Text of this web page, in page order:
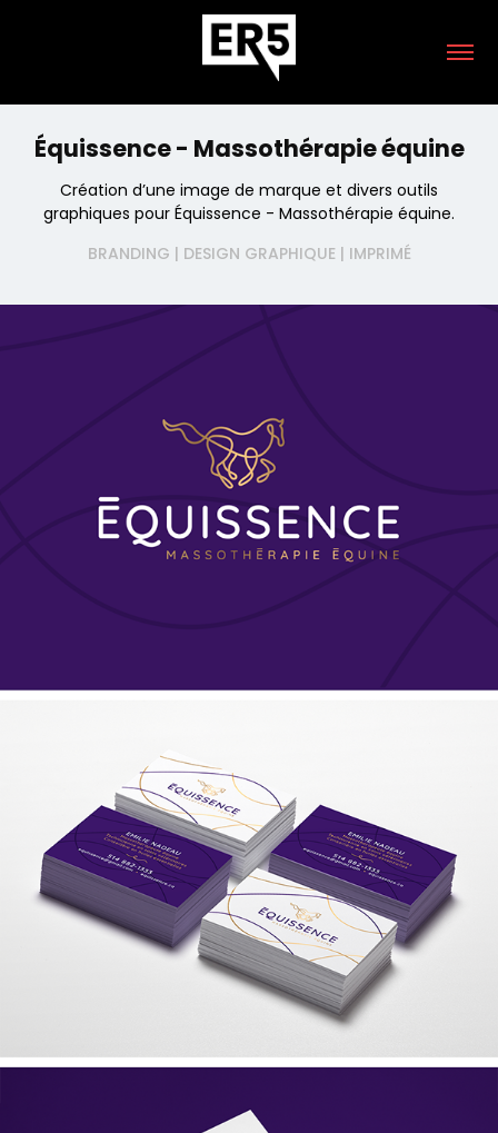
Équissence - Massothérapie équine
Création d’une image de marque et divers outils
graphiques pour Équissence - Massothérapie équine.
BRANDING | DESIGN GRAPHIQUE | IMPRIMÉ